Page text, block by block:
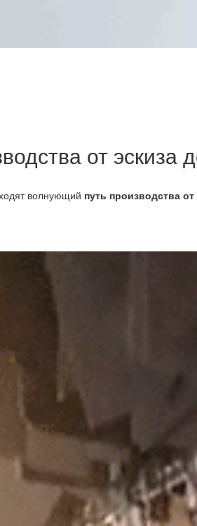
от эскиза
волнующий путь производства